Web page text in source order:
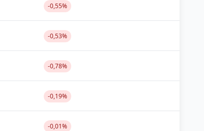
-0,55%
-0,53%
-0,78%
-0,19%
-0,01%